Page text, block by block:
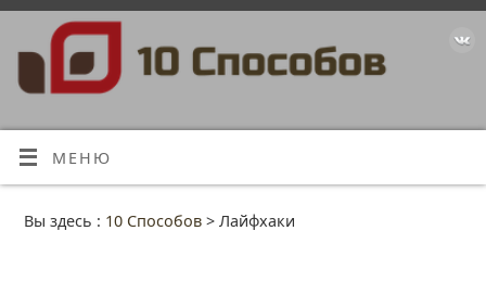
МЕНЮ
Вы здесь : 10 Способов> Лайфхаки